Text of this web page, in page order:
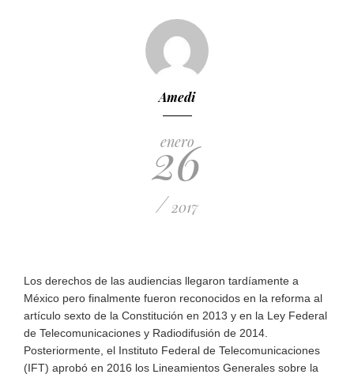
Amedi
enero
26
/ 2017
Los derechos de las audiencias llegaron tardíamente a
México pero finalmente fueron reconocidos en la reforma al
artículo sexto de la Constitución en 2013 y en la Ley Federal
de Telecomunicaciones y Radiodifusión de 2014.
Posteriormente, el Instituto Federal de Telecomunicaciones
(IFT) aprobó en 2016 los Lineamientos Generales sobre la